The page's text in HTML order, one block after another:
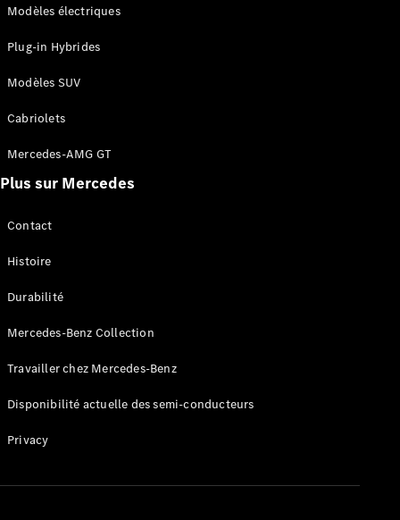
Modèles électriques
Plug-in Hybrides
Modèles SUV
Cabriolets
Mercedes-AMG GT
Plus sur Mercedes
Contact
Histoire
Durabilité
Mercedes-Benz Collection
Travailler chez Mercedes-Benz
Disponibilité actuelle des semi-conducteurs
Privacy